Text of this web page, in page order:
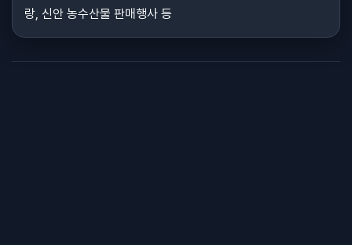
랑, 신안 농수산물 판매행사 등